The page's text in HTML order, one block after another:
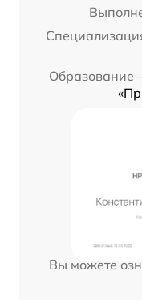
Образование
Вы можете